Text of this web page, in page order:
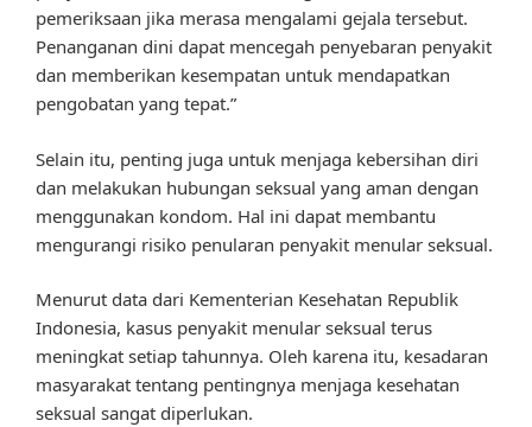
pemeriksaan jika merasa mengalami gejala tersebut.
Penanganan dini dapat mencegah penyebaran penyakit
dan memberikan kesempatan untuk mendapatkan
pengobatan yang tepat.”
Selain itu, penting juga untuk menjaga kebersihan diri
dan melakukan hubungan seksual yang aman dengan
menggunakan kondom. Hal ini dapat membantu
mengurangi risiko penularan penyakit menular seksual.
Menurut data dari Kementerian Kesehatan Republik
Indonesia, kasus penyakit menular seksual terus
meningkat setiap tahunnya. Oleh karena itu, kesadaran
masyarakat tentang pentingnya menjaga kesehatan
seksual sangat diperlukan.